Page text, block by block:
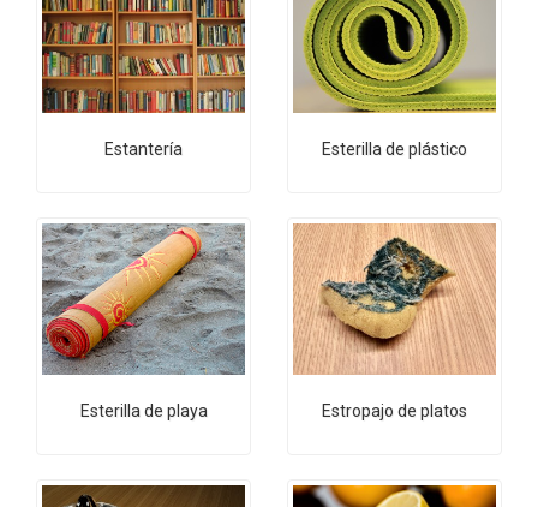
Estantería Esterilla de plástico
Esterilla de playa Estropajo de platos